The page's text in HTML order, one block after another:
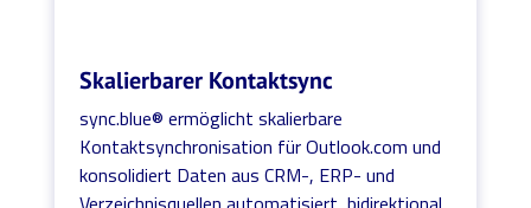
Skalierbarer Kontaktsync
sync.blue® ermöglicht skalierbare
Kontaktsynchronisation für Outlook.com und
konsolidiert Daten aus CRM-, ERP- und